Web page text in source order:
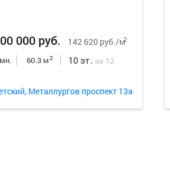
000 руб. 142 620 руб./м2
60.3 м2 10 эт. из 12
Металлургов проспект 13а